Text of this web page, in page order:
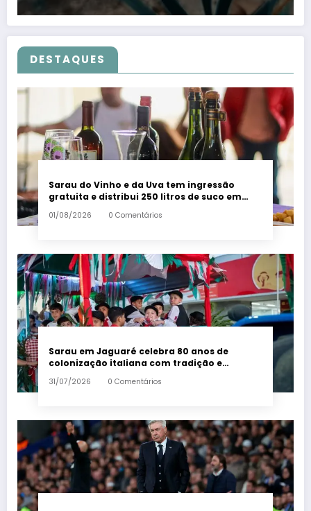
DESTAQUES
Sarau do Vinho e da Uva tem ingressão
gratuita e distribui 250 litros de suco em
Santa Teresa – Em Dia ES
01/08/2026 0 Comentários
Sarau em Jaguaré celebra 80 anos de
colonização italiana com tradição e
trambolhão da polenta – Em Dia ES
31/07/2026 0 Comentários